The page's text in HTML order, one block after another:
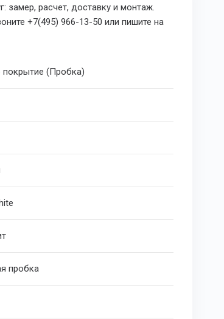
замер, расчет, доставку и монтаж.
+7(495) 966-13-50 или пишите на
(Пробка)
пробка